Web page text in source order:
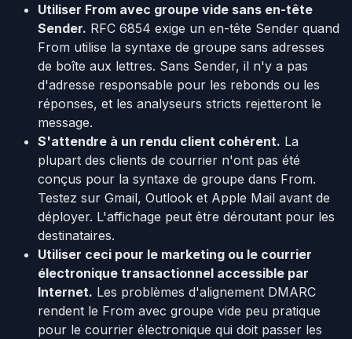
Utiliser From avec groupe vide sans en-tête
Sender. RFC 6854 exige un en-tête Sender quand
From utilise la syntaxe de groupe sans adresses
de boîte aux lettres. Sans Sender, il n'y a pas
d'adresse responsable pour les rebonds ou les
réponses, et les analyseurs stricts rejetteront le
message.
S'attendre à un rendu client cohérent. La
plupart des clients de courrier n'ont pas été
conçus pour la syntaxe de groupe dans From.
Testez sur Gmail, Outlook et Apple Mail avant de
déployer. L'affichage peut être déroutant pour les
destinataires.
Utiliser ceci pour le marketing ou le courrier
électronique transactionnel accessible par
Internet. Les problèmes d'alignement DMARC
rendent le From avec groupe vide peu pratique
pour le courrier électronique qui doit passer les